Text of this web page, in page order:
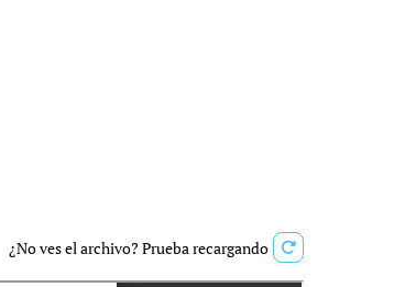
¿No ves el archivo? Prueba recargando